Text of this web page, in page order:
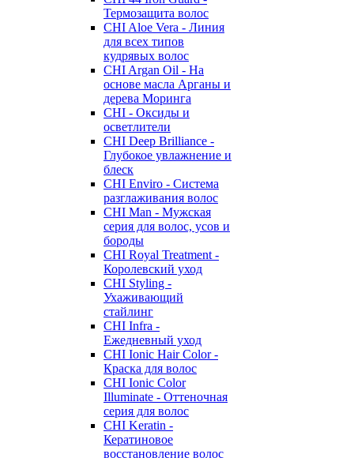
Термозащита волос
CHI Aloe Vera - Линия
для всех типов
кудрявых волос
CHI Argan Oil - На
основе масла Арганы и
дерева Моринга
CHI - Оксиды и
осветлители
CHI Deep Brilliance -
Глубокое увлажнение и
блеск
CHI Enviro - Система
разглаживания волос
CHI Man - Мужская
серия для волос, усов и
бороды
CHI Royal Treatment -
Королевский уход
CHI Styling -
Ухаживающий
стайлинг
CHI Infra -
Ежедневный уход
CHI Ionic Hair Color -
Краска для волос
CHI Ionic Color
Illuminate - Оттеночная
серия для волос
CHI Keratin -
Кератиновое
восстановление волос